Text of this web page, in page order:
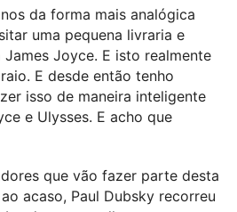
da forma mais analógica
uma pequena livraria e
Joyce. E isto realmente
E desde então tenho
isso de maneira inteligente
e Ulysses. E acho que
que vão fazer parte desta
acaso, Paul Dubsky recorreu